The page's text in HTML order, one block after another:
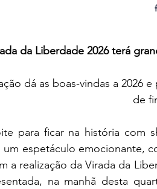
da Liberdade 2026 terá
dá as boas-vindas a 2026
de
para ficar na história com
um espetáculo emocionante,
a realização da Virada da
na manhã desta